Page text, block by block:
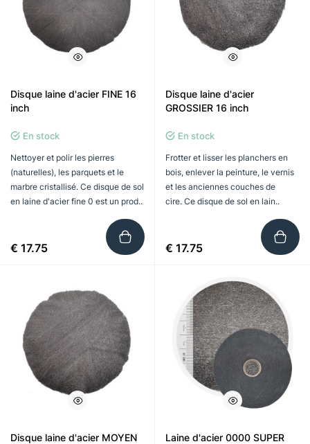
Disque laine d'acier FINE 16
inch
En stock
Nettoyer et polir les pierres
(naturelles), les parquets et le
marbre cristallisé. Ce disque de sol
en laine d'acier fine 0 est un prod..
€ 17.75
Disque laine d'acier
GROSSIER 16 inch
En stock
Frotter et lisser les planchers en
bois, enlever la peinture, le vernis
et les anciennes couches de
cire. Ce disque de sol en lain..
€ 17.75
Disque laine d'acier MOYEN
Laine d'acier 0000 SUPER